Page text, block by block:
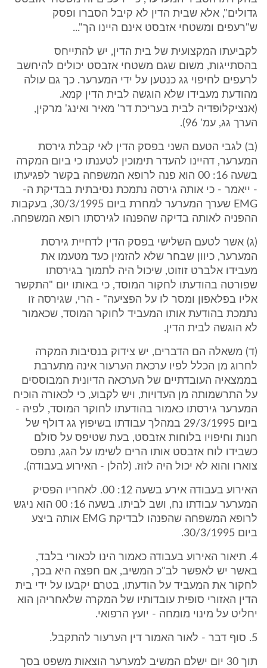
גדולים", אלא שבית הדין לא קיבל הסברו ופסק
ש"רעפים ומשטחי אזבסט אינם היינו הך"...
לקביעתו המקצועית של בית הדין, יש להתייחס
בהסתייגות, משום שגם משטחי אזבסט יכולים להיחשב
לרעפים לחיפוי גג כנטען על ידי המערער. כך גם עולה
מהודעת מעבידו שלא הוגשה לבית הדין קמא.
(אנציקלופדיה לבית בעריכת דר' מאיר ואינג' מרקין,
הערך גג, עמ' 96).
(ב) לגבי הטעם השני בפסק הדין לאי קבלת גירסת
המערער, דהיינו להעדר תימוכין לטענתו כי ביום המקרה
בשעה 16: 00 הוא פנה לרופא המשפחה בקשר לפגיעתו
- ייאמר - כי אותה גירסה נתמכת נסיבתית בבדיקת ה-
EMG שערך המערער למחרת ביום 30/3/1995, בעקבות
ההפניה לאותה בדיקה שהפנהו לגירסתו רופא המשפחה.
(ג) אשר לטעם השלישי בפסק הדין לדחיית גירסת
המערער, כיוון שבחר שלא להזמין כעד מטעמו את
מעבידו אלברט זוזוט, שיכול היה לתמוך בגירסתו
שפורטה בהודעתו לחקור המוסד, כי באותו יום "התקשר
אליו בפלאפון ומסר לו על הפציעה" - הרי, שגירסה זו
נתמכת בהודעת אותו המעביד לחוקר המוסד, שכאמור
לא הוגשה לבית הדין.
(ד) משאלה הם הדברים, יש צידוק בנסיבות המקרה
לחרוג מן הכלל לפיו ערכאת הערעור אינה מתערבת
בממצאיה העובדתיים של הערכאה הדיונית המבוססים
על התרשמותה מן העדויות, ויש לקבוע, כי לכאורה הוכיח
המערער גירסתו כאמור בהודעתו לחוקר המוסד, לפיה -
ביום 29/3/1995 במהלך עבודתו בשיפוץ גג דולף של
חנות וחיפויו בלוחות אזבסט, בעת שטיפס על סולם
כשבידו לוח אזבסט אותו הרים לשימו על הגג, נתפס
צוארו והוא לא יכול היה לזוז. (להלן - האירוע בעבודה).
האירוע בעבודה אירע בשעה 12: 00. לאחריו הפסיק
המערער עבודתו נח, ושב לביתו. בשעה 16: 00 הוא ניגש
לרופא המשפחה שהפנהו לבדיקת EMG אותה ביצע
ביום 30/3/1995.
4. תיאור האירוע בעבודה כאמור הינו לכאורי בלבד,
באשר יש לאפשר לב"כ המשיב, אם חפצה היא בכך,
לחקור את המעביד על הודעתו, בטרם יקבעו על ידי בית
הדין האזורי סופית עובדותיו של המקרה שלאחריהן הוא
יחליט על מינוי מומחה - יועץ הרפואי.
5. סוף דבר - לאור האמור דין הערעור להתקבל.
תוך 30 יום ישלם המשיב למערער הוצאות משפט בסך